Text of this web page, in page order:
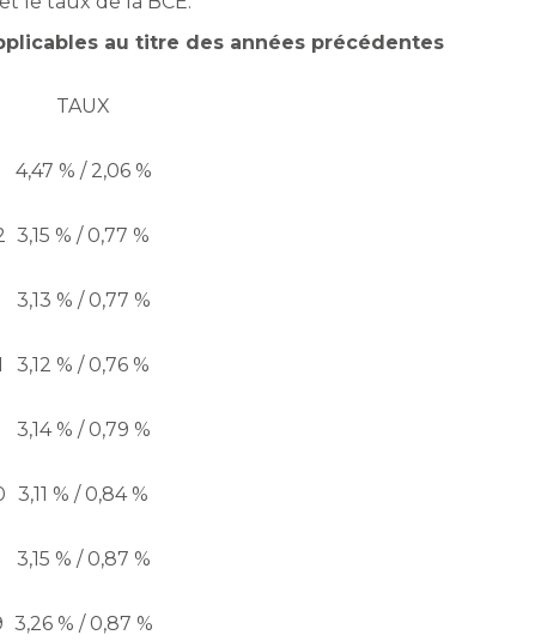
au titre des années précédentes
TAUX
4,47 % / 2,06 %
3,15 % / 0,77 %
3,13 % / 0,77 %
3,12 % / 0,76 %
3,14 % / 0,79 %
3,11 % / 0,84 %
3,15 % / 0,87 %
3,26 % / 0,87 %